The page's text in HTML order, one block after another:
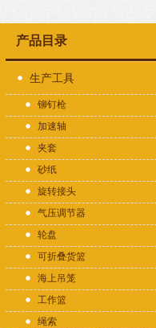
产品目录
生产工具
铆钉枪
加速轴
夹套
砂纸
旋转接头
气压调节器
轮盘
可折叠货篮
海上吊笼
工作篮
绳索